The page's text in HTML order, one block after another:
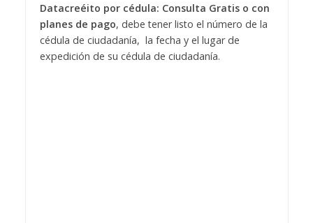
Datacreéito por cédula: Consulta Gratis o con
planes de pago, debe tener listo el número de la
cédula de ciudadanía, la fecha y el lugar de
expedición de su cédula de ciudadanía.